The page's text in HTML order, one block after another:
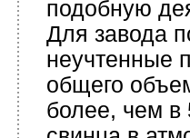
подобную
Для завода
нeучтенные
общего
более, чем в